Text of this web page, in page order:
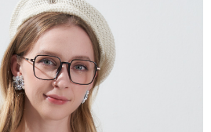
確認交易或遇審核未通過，訂單將自動取
況，表示未達大哥付你分期系統評分，恕無
大哥付你分期」於每月結算日後寄送繳費提
選擇「超商條碼／台灣大直營門市／銀行轉
」等通路繳費。
綁卡、不需儲值。
認證，即可結帳。
，再付款。
程】
享後付」後，將跳轉至「AFTEE先享後付」
金額後，即可完成結帳。
繳費通知簡訊。
，點擊此簡訊中的連結，可透過四大超商／
含以上)免運費
含以上)免運費